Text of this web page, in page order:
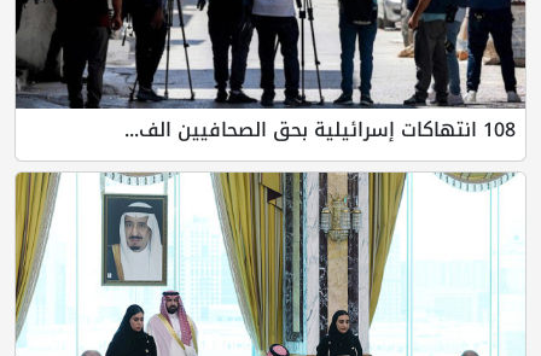
108 انتهاكات إسرائيلية بحق الصحافيين الف...